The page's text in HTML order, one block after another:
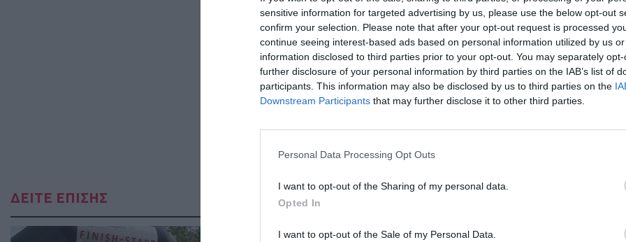
sensitive information for targeted advertising by us, please use the below opt-out
confirm your selection. Please note that after your opt-out request is processed
continue seeing interest-based ads based on personal information utilized by us
information disclosed to third parties prior to your opt-out. You may separately
further disclosure of your personal information by third parties on the IAB’s list of
participants. This information may also be disclosed by us to third parties on the
Downstream Participants that may further disclose it to other third parties.
Personal Data Processing Opt Outs
I want to opt-out of the Sharing of my personal data.
Opted In
I want to opt-out of the Sale of my Personal Data.
ΔΕΙΤΕ ΕΠΙΣΗΣ